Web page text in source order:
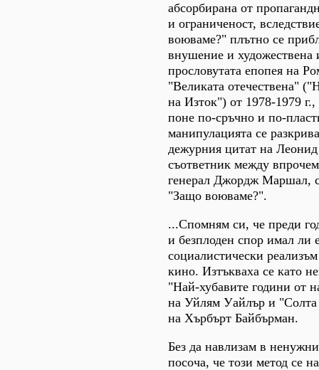
абсорбирана от
и ограниченост,
воюваме?" плътно се
внушение и художествена
прословутата епопея на
"Великата отечествена"
на Изток") от 1978-1979 г.,
поне по-сръчно и по-
манипулацията се
дежурния цитат на
съответник между
генерал Джордж Маршал,
"Защо воюваме?".
...Спомням си, че преди
и безплоден спор имал ли
социалистически
кино. Изтъкваха се като
"Най-хубавите години от
на Уйлям Уайлър и "Солта
на Хърбърт Байбърман.
Без да навлизам в
посоча, че този метод се